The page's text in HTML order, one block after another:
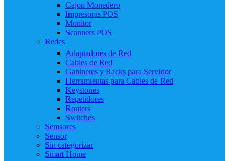
Cajon Monedero
Impresoras POS
Monitor
Scanners POS
Redes
Adaptadores de Red
Cables de Red
Gabinetes y Racks para Servidor
Herramientas para Cables de Red
Keystones
Repetidores
Routers
Switches
Semsores
Sensor
Sin categorizar
Smart Home